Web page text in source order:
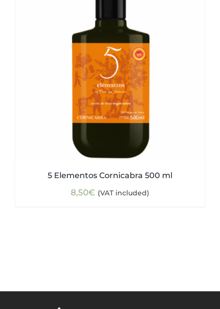
5 Elementos Cornicabra 500 ml
8,50€ (VAT included)